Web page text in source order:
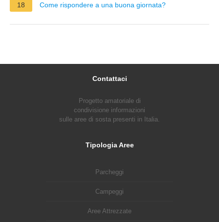
18 Come rispondere a una buona giornata?
Contattaci
Progetto amatoriale di
condivisione informazioni
sulle aree di sosta presenti in Italia.
Tipologia Aree
Parcheggi
Campeggi
Aree Attrezzate